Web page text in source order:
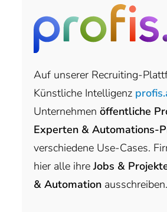
Auf unserer Recruiting-
Künstliche Intelligenz
Unternehmen öffentliche
Experten & Automations-
verschiedene Use-Cases.
hier alle ihreJobs &
& Automation ausschreiben.